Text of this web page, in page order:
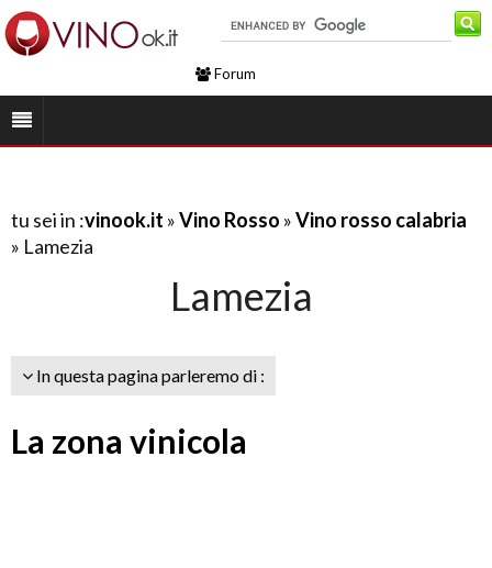
Forum
tu sei in :vinook.it »Vino Rosso »Vino rosso calabria
» Lamezia
Lamezia
In questa pagina parleremo di :
La zona vinicola